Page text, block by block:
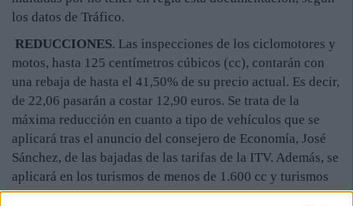
los datos de Tráfico.
REDUCCIONES. Las inspecciones de los ciclomotores y
motos, hasta 125 centímetros cúbicos (cc), contarán con
una rebaja de hasta el 41,50% de su precio actual. Es decir,
de 22,06 pasarán a costar 12,90 euros. Se trata de la
máxima reducción en cuanto a tipo de vehículos que se
aplicará tras el anuncio del consejero de Economía, José
Sánchez, de las bajadas de las tarifas de la ITV. Además, se
aplicará en los turismos de menos de 1.600 cc y turismos
adaptados para la conducción por personas con movilidad